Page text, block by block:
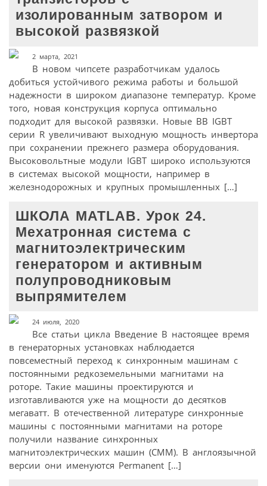
изолированным затвором и
высокой развязкой
2 марта, 2021
В новом чипсете разработчикам удалось
добиться устойчивого режима работы и большой
надежности в широком диапазоне температур. Кроме
того, новая конструкция корпуса оптимально
подходит для высокой развязки. Новые ВВ IGBT
серии R увеличивают выходную мощность инвертора
при сохранении прежнего размера оборудования.
Высоковольтные модули IGBT широко используются
в системах высокой мощности, например в
железнодорожных и крупных промышленных […]
ШКОЛА MATLAB. Урок 24.
Мехатронная система с
магнитоэлектрическим
генератором и активным
полупроводниковым
выпрямителем
24 июля, 2020
Все статьи цикла Введение В настоящее время
в генераторных установках наблюдается
повсеместный переход к синхронным машинам с
постоянными редкоземельными магнитами на
роторе. Такие машины проектируются и
изготавливаются уже на мощности до десятков
мегаватт. В отечественной литературе синхронные
машины с постоянными магнитами на роторе
получили название синхронных
магнитоэлектрических машин (СММ). В англоязычной
версии они именуются Permanent […]